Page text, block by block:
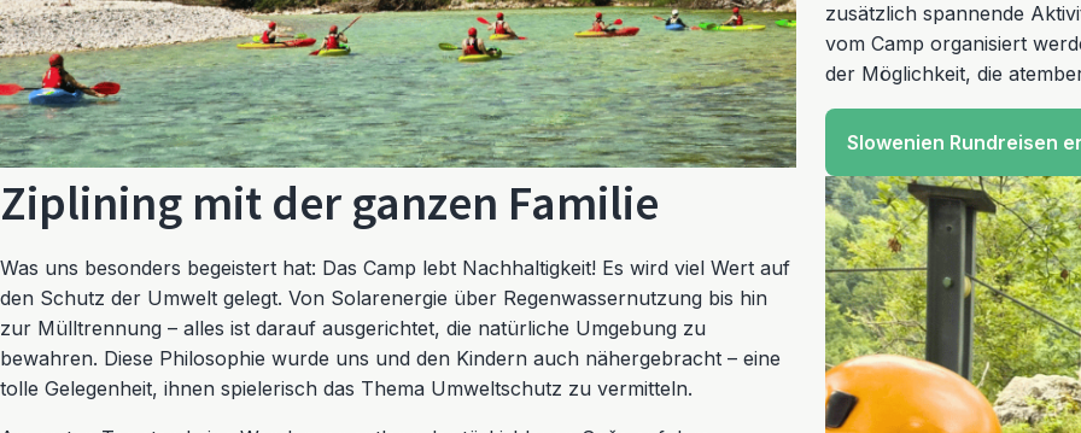
zusätzlich spannende
vom Camp organisiert
der Möglichkeit, die
Slowenien Rundreisen
Ziplining mit der ganzen Familie
Was uns besonders begeistert hat: Das Camp lebt Nachhaltigkeit! Es wird viel Wert auf
den Schutz der Umwelt gelegt. Von Solarenergie über Regenwassernutzung bis hin
zur Mülltrennung – alles ist darauf ausgerichtet, die natürliche Umgebung zu
bewahren. Diese Philosophie wurde uns und den Kindern auch nähergebracht – eine
tolle Gelegenheit, ihnen spielerisch das Thema Umweltschutz zu vermitteln.